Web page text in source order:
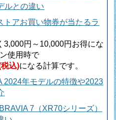
ルとの違い
トアお買い物券が当たるラ
3,000円～10,000円お得にな
使用時で
込)になる計算です。
2024年モデルの特徴や2023
7（XR70シリーズ）